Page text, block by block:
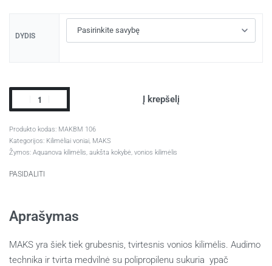
DYDIS
Į krepšelį
MAKBM 106
Kategorijos: Kilimėliai voniai, MAKS
Žymos: Aquanova kilimėlis, aukšta kokybė, vonios kilimėlis
PASIDALITI
Aprašymas
MAKS yra šiek tiek grubesnis, tvirtesnis vonios kilimėlis. Audimo
technika ir tvirta medvilnė su polipropilenu sukuria ypač